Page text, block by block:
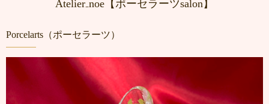
Atelier₋noe【ポーセラーツsalon】
Porcelarts（ポーセラーツ）